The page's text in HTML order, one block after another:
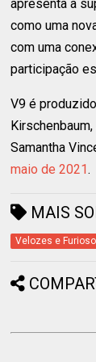
apresenta a
como uma
com uma
participação
V9 é
Samantha
maio de 2021.
MAIS
Velozes e